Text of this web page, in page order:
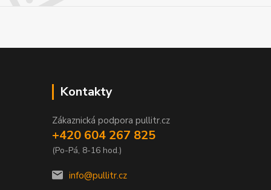
Kontakty
Zákaznická podpora pullitr.cz
+420 604 267 825
(Po-Pá, 8-16 hod.)
info@pullitr.cz